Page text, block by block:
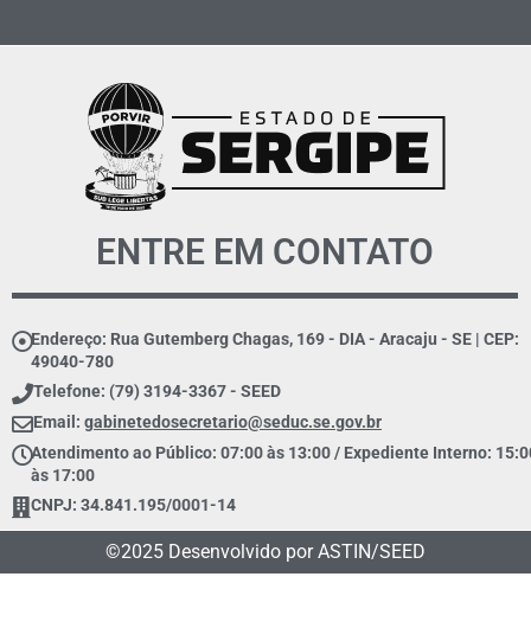
ENTRE EM CONTATO
Endereço: Rua Gutemberg Chagas, 169 - DIA - Aracaju - SE | CEP:
49040-780
Telefone: (79) 3194-3367 - SEED
Email: gabinetedosecretario@seduc.se.gov.br
Atendimento ao Público: 07:00 às 13:00 / Expediente Interno:
às 17:00
CNPJ: 34.841.195/0001-14
©2025 Desenvolvido por ASTIN/SEED